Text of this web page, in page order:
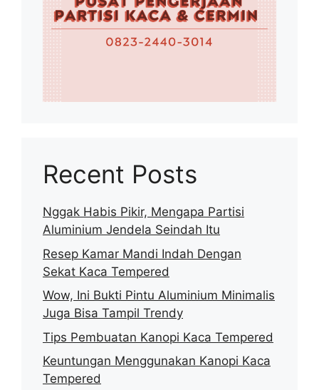
Recent Posts
Nggak Habis Pikir, Mengapa Partisi
Aluminium Jendela Seindah Itu
Resep Kamar Mandi Indah Dengan
Sekat Kaca Tempered
Wow, Ini Bukti Pintu Aluminium Minimalis
Juga Bisa Tampil Trendy
Tips Pembuatan Kanopi Kaca Tempered
Keuntungan Menggunakan Kanopi Kaca
Tempered